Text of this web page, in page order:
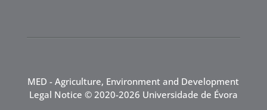
MED - Agriculture, Environment and Development
Legal Notice © 2020-2026 Universidade de Évora